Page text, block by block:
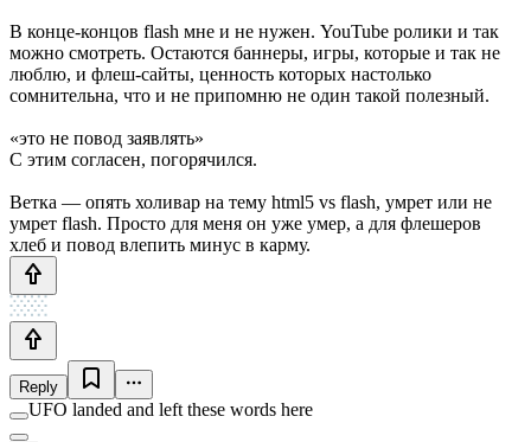
В конце-концов flash мне и не нужен. YouTube ролики и так
можно смотреть. Остаются баннеры, игры, которые и так не
люблю, и флеш-сайты, ценность которых настолько
сомнительна, что и не припомню не один такой полезный.
«это не повод заявлять»
С этим согласен, погорячился.
Ветка — опять холивар на тему html5 vs flash, умрет или не
умрет flash. Просто для меня он уже умер, а для флешеров
хлеб и повод влепить минус в карму.
Reply
UFO landed and left these words here